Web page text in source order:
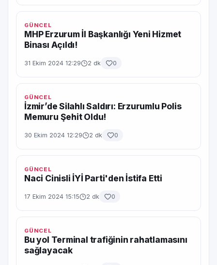
GÜNCEL
MHP Erzurum İl Başkanlığı Yeni Hizmet
Binası Açıldı!
31 Ekim 2024 12:29 2 dk 0
GÜNCEL
İzmir’de Silahlı Saldırı: Erzurumlu Polis
Memuru Şehit Oldu!
30 Ekim 2024 12:29 2 dk 0
GÜNCEL
Naci Cinisli İYİ Parti'den İstifa Etti
17 Ekim 2024 15:15 2 dk 0
GÜNCEL
Bu yol Terminal trafiğinin rahatlamasını
sağlayacak